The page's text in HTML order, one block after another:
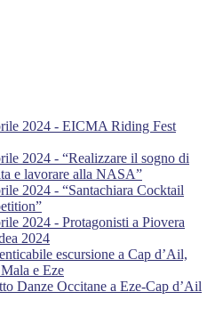
2024 - EICMA Riding Fest
2024 - “Realizzare il sogno di
e lavorare alla NASA”
2024 - “Santachiara Cocktail
2024 - Protagonisti a Piovera
2024
escursione a Cap d’Ail,
e Eze
Danze Occitane a Eze-Cap d’Ail